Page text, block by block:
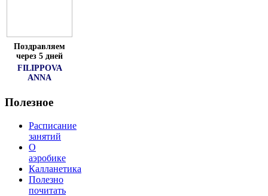
Поздравляем
через 5 дней
FILIPPOVA
ANNA
Полезное
Расписание
занятий
О
аэробике
Калланетика
Полезно
почитать